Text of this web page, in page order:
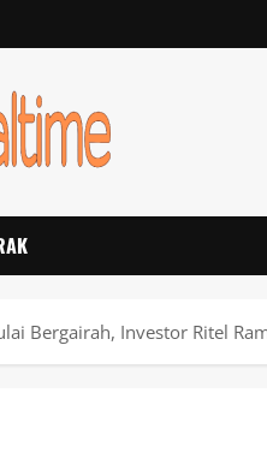
Bergairah, Investor Ritel